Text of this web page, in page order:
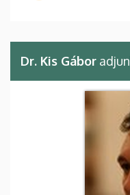
Dr. Kis Gábor